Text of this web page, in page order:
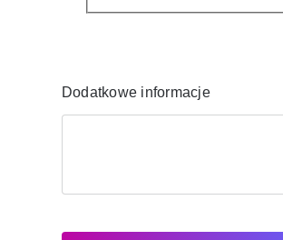
Dodatkowe informacje